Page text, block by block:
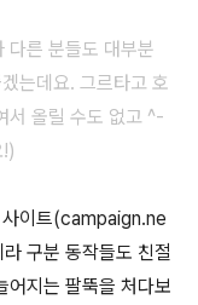
다른 분들도 대부분
는데요. 그르타고 호
서 올릴 수도 없고 ^-
사이트(campaign.ne
구분 동작들도 친절
어지는 팔뚝을 처다보